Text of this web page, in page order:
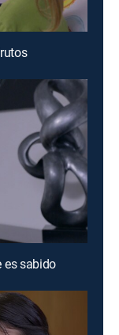
es sabido